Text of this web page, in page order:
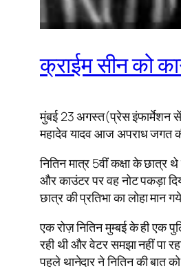
क्राईम सीन को
मुंबई 23 अगस्त(प्रेस इंफार्मेशन
महादेव यादव आज अपराध जगत
नितिन मात्र 5वीं कक्षा के
और काउंटर पर वह नोट पकड़ा
छात्र की प्रतिभा का लोहा मान
एक रोज़ नितिन मुम्बई के ही एक
रही थी और वेटर समझा नहीं पा
पहले थानेदार ने नितिन की बात